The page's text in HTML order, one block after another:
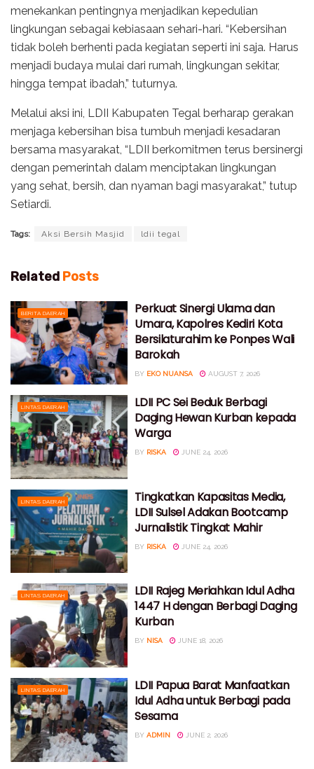
menekankan pentingnya menjadikan kepedulian
lingkungan sebagai kebiasaan sehari-hari. “Kebersihan
tidak boleh berhenti pada kegiatan seperti ini saja. Harus
menjadi budaya mulai dari rumah, lingkungan sekitar,
hingga tempat ibadah,” tuturnya.
Melalui aksi ini, LDII Kabupaten Tegal berharap gerakan
menjaga kebersihan bisa tumbuh menjadi kesadaran
bersama masyarakat, “LDII berkomitmen terus bersinergi
dengan pemerintah dalam menciptakan lingkungan
yang sehat, bersih, dan nyaman bagi masyarakat,” tutup
Setiardi.
Tags: Aksi Bersih Masjid ldii tegal
Related Posts
BERITA DAERAH
Perkuat Sinergi Ulama dan
Umara, Kapolres Kediri Kota
Bersilaturahim ke Ponpes Wali
Barokah
BY EKO NUANSA AUGUST 7, 2026
LINTAS DAERAH
LDII PC Sei Beduk Berbagi
Daging Hewan Kurban kepada
Warga
BY RISKA JUNE 24, 2026
LINTAS DAERAH
Tingkatkan Kapasitas Media,
LDII Sulsel Adakan Bootcamp
Jurnalistik Tingkat Mahir
BY RISKA JUNE 24, 2026
LINTAS DAERAH
LDII Rajeg Meriahkan Idul Adha
1447 H dengan Berbagi Daging
Kurban
BY NISA JUNE 18, 2026
LINTAS DAERAH
LDII Papua Barat Manfaatkan
Idul Adha untuk Berbagi pada
Sesama
BY ADMIN JUNE 2, 2026